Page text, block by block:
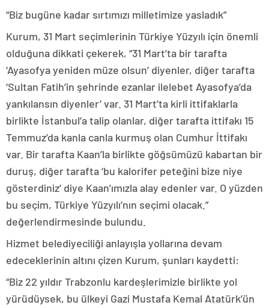
“Biz bugüne kadar sırtımızı milletimize yasladık”
Kurum, 31 Mart seçimlerinin Türkiye Yüzyılı için önemli
olduğuna dikkati çekerek, “31 Mart’ta bir tarafta
‘Ayasofya yeniden müze olsun’ diyenler, diğer tarafta
‘Sultan Fatih’in şehrinde ezanlar ilelebet Ayasofya’da
yankılansın diyenler’ var. 31 Mart’ta kirli ittifaklarla
birlikte İstanbul’a talip olanlar, diğer tarafta ittifakı 15
Temmuz’da kanla canla kurmuş olan Cumhur İttifakı
var. Bir tarafta Kaan’la birlikte göğsümüzü kabartan bir
duruş, diğer tarafta ‘bu kalorifer peteğini bize niye
gösterdiniz’ diye Kaan’ımızla alay edenler var. O yüzden
bu seçim, Türkiye Yüzyılı’nın seçimi olacak.”
değerlendirmesinde bulundu.
Hizmet belediyeciliği anlayışla yollarına devam
edeceklerinin altını çizen Kurum, şunları kaydetti:
“Biz 22 yıldır Trabzonlu kardeşlerimizle birlikte yol
yürüdüysek, bu ülkeyi Gazi Mustafa Kemal Atatürk’ün